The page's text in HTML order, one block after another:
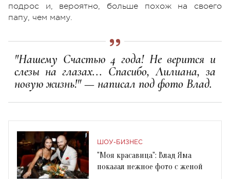
подрос и, вероятно, больше похож на своего
папу, чем маму.
"Нашему Счастью 4 года! Не верится и
слезы на глазах... Спасибо, Лилиана, за
новую жизнь!" — написал под фото Влад.
ШОУ-БИЗНЕС
"Моя красавица": Влад Яма
показал нежное фото с женой